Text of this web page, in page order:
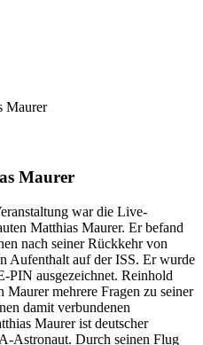
Maurer
Maurer
war die Live-
Matthias Maurer. Er befand
nach seiner Rückkehr von
Aufenthalt auf der ISS. Er wurde
PIN ausgezeichnet. Reinhold
mehrere Fragen zu seiner
damit verbundenen
Maurer ist deutscher
Astronaut. Durch seinen Flug